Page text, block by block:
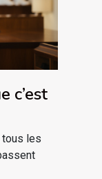
c’est
tous les